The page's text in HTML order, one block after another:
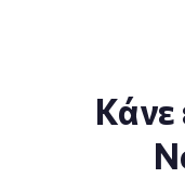
Κάνε